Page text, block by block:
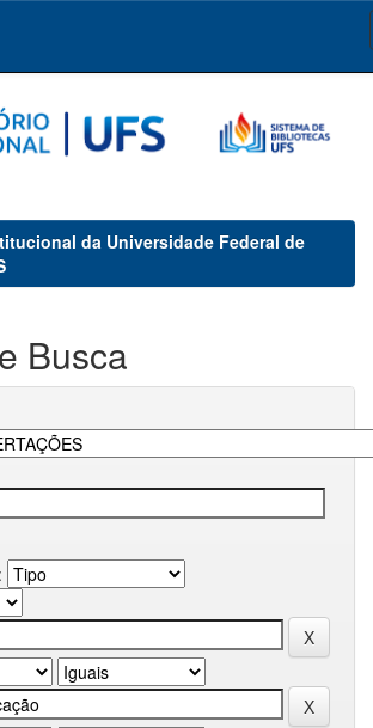
da Universidade Federal de
Busca